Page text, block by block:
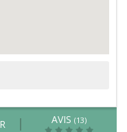
AVIS (13)